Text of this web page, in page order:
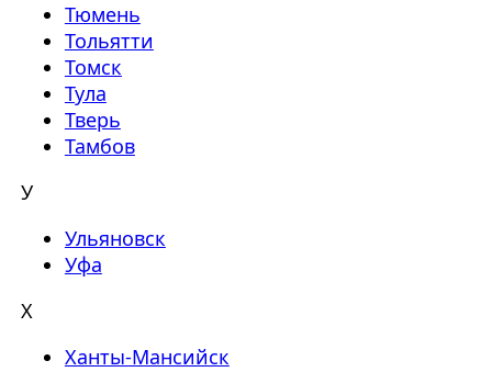
Тюмень
Тольятти
Томск
Тула
Тверь
Тамбов
У
Ульяновск
Уфа
Х
Ханты-Мансийск